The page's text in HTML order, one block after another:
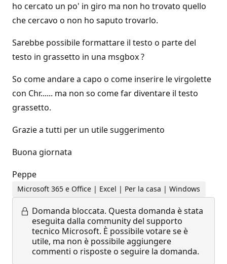
ho cercato un po' in giro ma non ho trovato quello
che cercavo o non ho saputo trovarlo.
Sarebbe possibile formattare il testo o parte del
testo in grassetto in una msgbox ?
So come andare a capo o come inserire le virgolette
con Chr...... ma non so come far diventare il testo
grassetto.
Grazie a tutti per un utile suggerimento
Buona giornata
Peppe
Microsoft 365 e Office | Excel | Per la casa | Windows
Domanda bloccata. Questa domanda è stata
eseguita dalla community del supporto
tecnico Microsoft. È possibile votare se è
utile, ma non è possibile aggiungere
commenti o risposte o seguire la domanda.